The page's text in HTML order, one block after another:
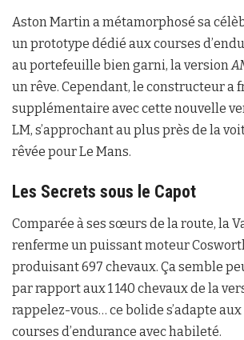
Aston Martin a métamorphosé sa
un prototype dédié aux courses
au portefeuille bien garni, la version
un rêve. Cependant, le constructeur a
supplémentaire avec cette nouvelle
LM, s’approchant au plus près de la
rêvée pour Le Mans.
Les Secrets sous le Capot
Comparée à ses sœurs de la route, la
renferme un puissant moteur
produisant 697 chevaux. Ça semble
par rapport aux 1 140 chevaux de la
rappelez-vous… ce bolide s’adapte
courses d’endurance avec habileté.